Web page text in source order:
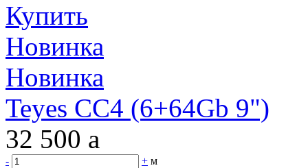
Купить
Новинка
Новинка
Teyes CC4 (6+64Gb 9")
32 500 a
- + м